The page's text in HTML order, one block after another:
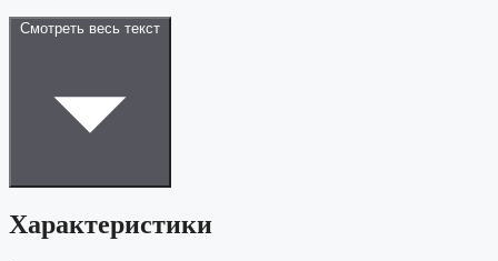
Смотреть весь текст
Характеристики